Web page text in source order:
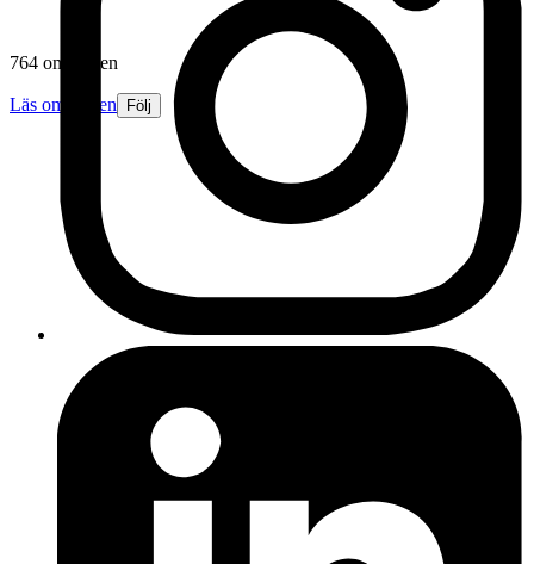
764 omdömen
Läs omdömen Följ